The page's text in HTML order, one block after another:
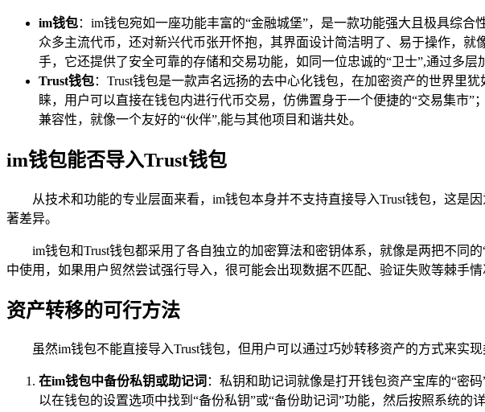
im钱包：im钱包宛如一座功能丰富的“金融城堡”，是一款功能强大且极具综
众多主流代币，还对新兴代币张开怀抱，其界面设计简洁明了、易于操作，
手，它还提供了安全可靠的存储和交易功能，如同一位忠诚的“卫士”,通过多层
Trust钱包：Trust钱包是一款声名远扬的去中心化钱包，在加密资产的世界里
睐，用户可以直接在钱包内进行代币交易，仿佛置身于一个便捷的“交易集市
兼容性，就像一个友好的“伙伴”,能与其他项目和谐共处。
im钱包能否导入Trust钱包
从技术和功能的专业层面来看，im钱包本身并不支持直接导入Trust钱包，这
著差异。
im钱包和Trust钱包都采用了各自独立的加密算法和密钥体系，就像是两把不同
中使用，如果用户贸然尝试强行导入，很可能会出现数据不匹配、验证失败等棘手
资产转移的可行方法
虽然im钱包不能直接导入Trust钱包，但用户可以通过巧妙转移资产的方式来实现
在im钱包中备份私钥或助记词 ：私钥和助记词就像是打开钱包资产宝库的“密
以在钱包的设置选项中找到“备份私钥”或“备份助记词”功能，然后按照系统